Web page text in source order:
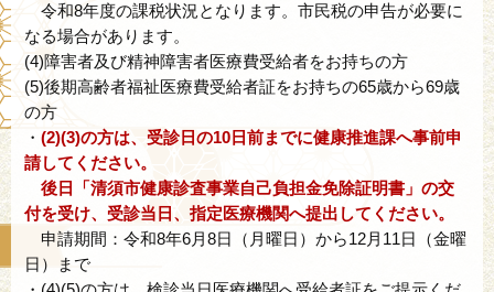
令和8年度の課税状況となります。市民税の申告が必要に
なる場合があります。
(4)障害者及び精神障害者医療費受給者をお持ちの方
(5)後期高齢者福祉医療費受給者証をお持ちの65歳から69歳
の方
・ (2)(3)の方は、受診日の10日前までに健康推進課へ事前申
請してください。
後日
「清須市健康診査事業自己負担金免除証明書」の交
付を受け、受診当日、指定医療機関へ提出してください。
申請期間：令和8年6月8日（月曜日）から12月11日（金曜
日）まで